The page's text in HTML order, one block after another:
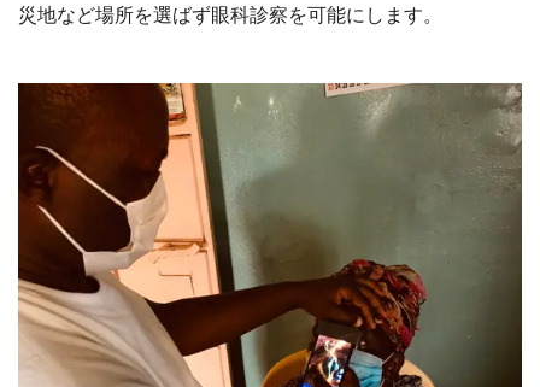
災地など場所を選ばず眼科診察を可能にします。